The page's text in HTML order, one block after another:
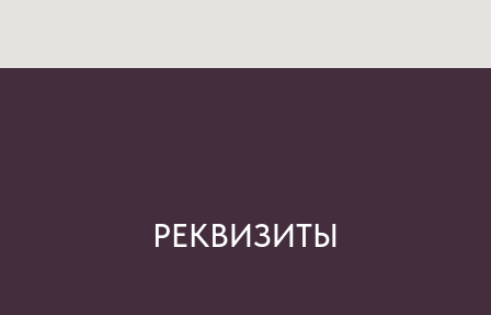
РЕКВИЗИТЫ